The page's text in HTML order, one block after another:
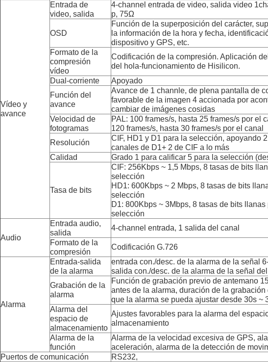
Vídeo y
avance
Entrada de
video, salida
4-channel entrada de video, salida video
p, 75Ω
OSD
Función de la superposición del carácter,
la información de la hora y fecha,
dispositivo y GPS, etc.
Formato de la
compresión
vídeo
Codificación de la compresión. Aplicación
del hola-funcionamiento de Hisilicon.
Dual-corriente
Apoyado
Función del
avance
Avance de 1 channle, de plena pantalla de
favorable de la imagen 4 accionada por
cambiar de imágenes cosidas
Velocidad de
fotogramas
PAL: 100 frames/s, hasta 25 frames/s por el
120 frames/s, hasta 30 frames/s por el canal
Resolución
CIF, HD1 y D1 para la selección, apoyando
canales de D1+ 2 de CIF a lo más
Calidad
Grado 1 para calificar 5 para la selección
Tasa de bits
CIF: 256Kbps ~ 1,5 Mbps, 8 tasas de bits
selección
HD1: 600Kbps ~ 2 Mbps, 8 tasas de bits
selección
D1: 800Kbps ~ 3Mbps, 8 tasas de bits llanas
selección
Audio
Entrada audio,
salida
4-channel entrada, 1 salida del canal
Formato de la
compresión
Codificación G.726
Alarma
Entrada-salida
de la alarma
entrada con./desc. de la alarma de la señal
salida con./desc. de la alarma de la señal del
Grabación de la
alarma
Función de grabación previo de antemano
antes de la alarma, duración de la grabación
que la alarma se pueda ajustar desde 30s ~
Alarma del
espacio de
almacenamiento
Ajustes favorables para la alarma del
almacenamiento
Alarma de la
función
Alarma de la velocidad excesiva de GPS,
aceleración, alarma de la detección de
Puertos de comunicación
RS232,